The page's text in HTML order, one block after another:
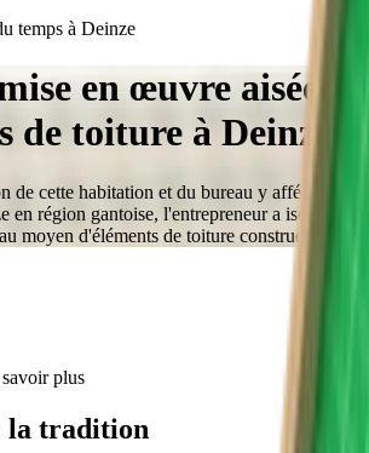
temps à Deinze
en œuvre aisée
de toiture à Deinze
de cette habitation et du bureau y afférent
en région gantoise, l'entrepreneur a isolé
moyen d'éléments de toiture constructifs.
plus
la tradition